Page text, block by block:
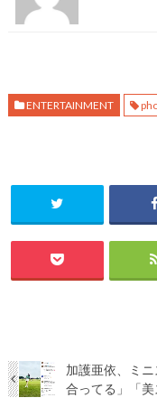
ENTERTAINMENT
加護亜依、ミ
合ってる」「美